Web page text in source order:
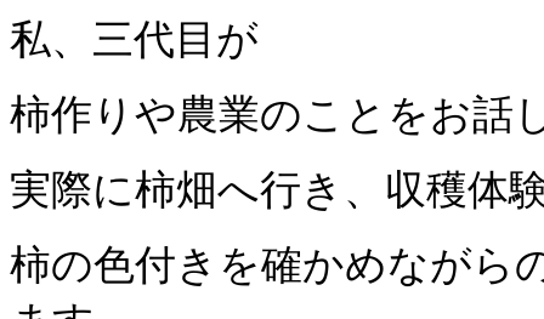
私、三代目が
柿作りや農業のことをお話
実際に柿畑へ行き、収穫体
柿の色付きを確かめながら